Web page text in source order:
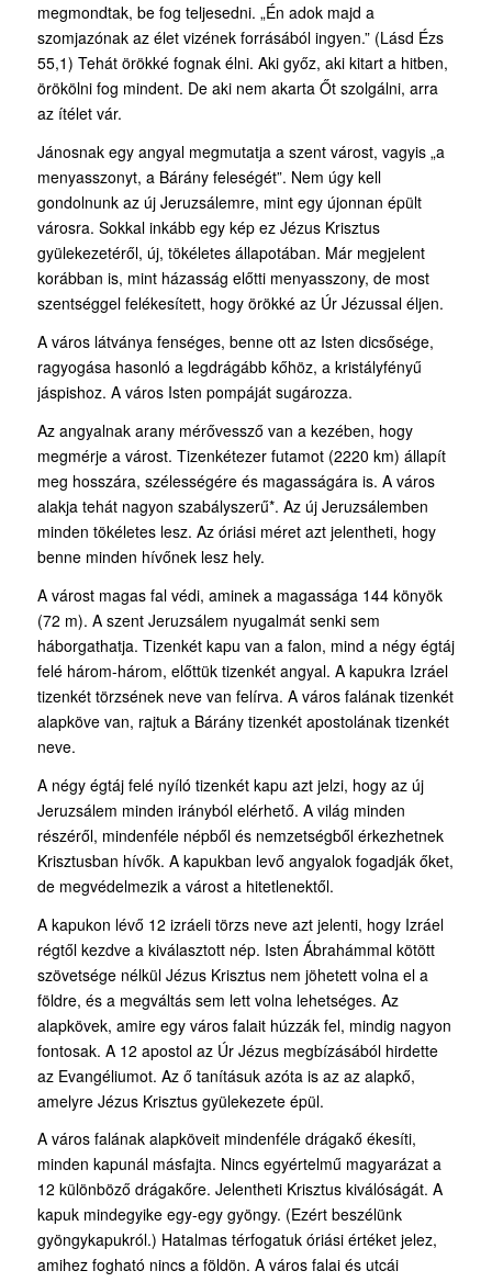
megmondtak, be fog teljesedni. „Én adok majd a
szomjazónak az élet vizének forrásából ingyen.” (Lásd Ézs
55,1) Tehát örökké fognak élni. Aki győz, aki kitart a hitben,
örökölni fog mindent. De aki nem akarta Őt szolgálni, arra
az ítélet vár.
Jánosnak egy angyal megmutatja a szent várost, vagyis „a
menyasszonyt, a Bárány feleségét”. Nem úgy kell
gondolnunk az új Jeruzsálemre, mint egy újonnan épült
városra. Sokkal inkább egy kép ez Jézus Krisztus
gyülekezetéről, új, tökéletes állapotában. Már megjelent
korábban is, mint házasság előtti menyasszony, de most
szentséggel felékesített, hogy örökké az Úr Jézussal éljen.
A város látványa fenséges, benne ott az Isten dicsősége,
ragyogása hasonló a legdrágább kőhöz, a kristályfényű
jáspishoz. A város Isten pompáját sugározza.
Az angyalnak arany mérővessző van a kezében, hogy
megmérje a várost. Tizenkétezer futamot (2220 km) állapít
meg hosszára, szélességére és magasságára is. A város
alakja tehát nagyon szabályszerű*. Az új Jeruzsálemben
minden tökéletes lesz. Az óriási méret azt jelentheti, hogy
benne minden hívőnek lesz hely.
A várost magas fal védi, aminek a magassága 144 könyök
(72 m). A szent Jeruzsálem nyugalmát senki sem
háborgathatja. Tizenkét kapu van a falon, mind a négy égtáj
felé három-három, előttük tizenkét angyal. A kapukra Izráel
tizenkét törzsének neve van felírva. A város falának tizenkét
alapköve van, rajtuk a Bárány tizenkét apostolának tizenkét
neve.
A négy égtáj felé nyíló tizenkét kapu azt jelzi, hogy az új
Jeruzsálem minden irányból elérhető. A világ minden
részéről, mindenféle népből és nemzetségből érkezhetnek
Krisztusban hívők. A kapukban levő angyalok fogadják őket,
de megvédelmezik a várost a hitetlenektől.
A kapukon lévő 12 izráeli törzs neve azt jelenti, hogy Izráel
régtől kezdve a kiválasztott nép. Isten Ábrahámmal kötött
szövetsége nélkül Jézus Krisztus nem jöhetett volna el a
földre, és a megváltás sem lett volna lehetséges. Az
alapkövek, amire egy város falait húzzák fel, mindig nagyon
fontosak. A 12 apostol az Úr Jézus megbízásából hirdette
az Evangéliumot. Az ő tanításuk azóta is az az alapkő,
amelyre Jézus Krisztus gyülekezete épül.
A város falának alapköveit mindenféle drágakő ékesíti,
minden kapunál másfajta. Nincs egyértelmű magyarázat a
12 különböző drágakőre. Jelentheti Krisztus kiválóságát. A
kapuk mindegyike egy-egy gyöngy. (Ezért beszélünk
gyöngykapukról.) Hatalmas térfogatuk óriási értéket jelez,
amihez fogható nincs a földön. A város falai és utcái